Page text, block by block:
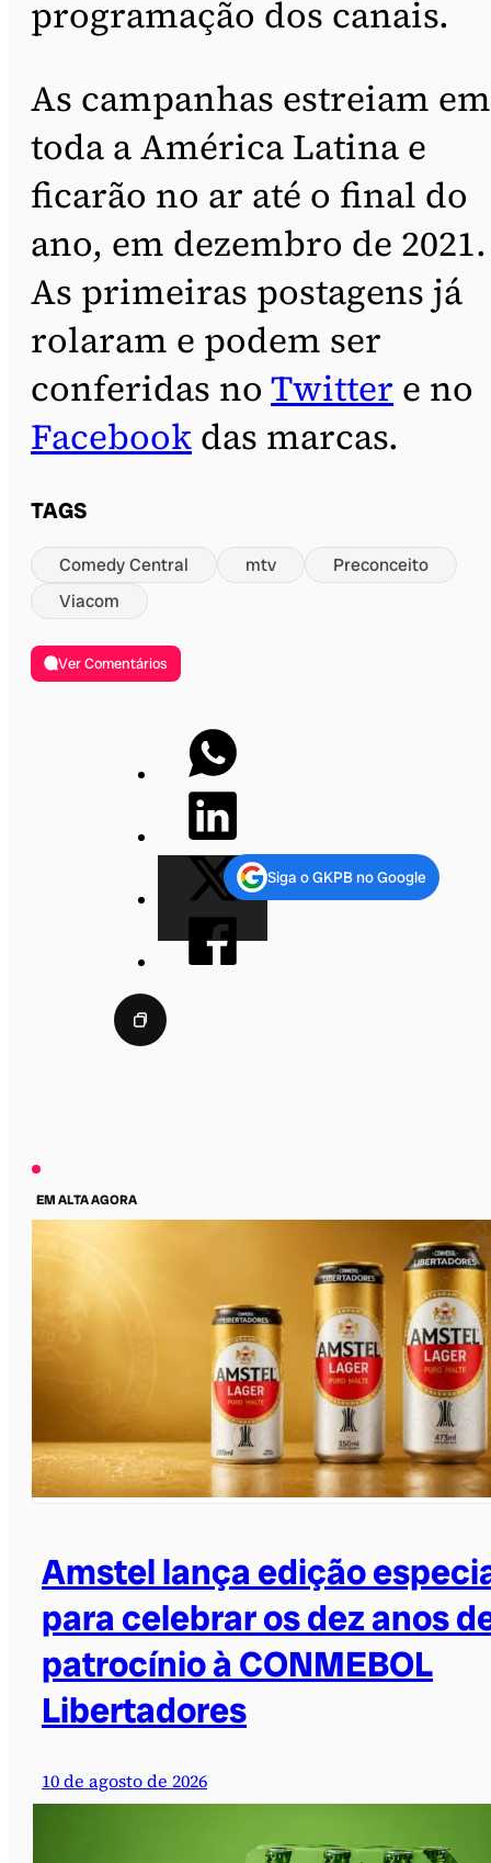
programação dos canais.
As campanhas estreiam em
toda a América Latina e
ficarão no ar até o final do
ano, em dezembro de 2021.
As primeiras postagens já
rolaram e podem ser
conferidas no Twitter e no
Facebook das marcas.
TAGS
Comedy Central mtv
Preconceito
Viacom
Ver Comentários
Siga o GKPB no Google
EM ALTA AGORA
Amstel lança edição
para celebrar os dez anos
patrocínio à CONMEBOL
Libertadores
10 de agosto de 2026